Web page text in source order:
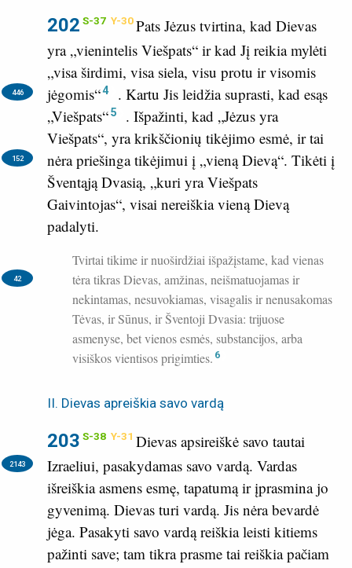
202 S-37 Y-30Pats Jėzus tvirtina, kad Dievas
yra „vienintelis Viešpats“ ir kad Jį reikia mylėti
„visa širdimi, visa siela, visu protu ir visomis
jėgomis“4 .
446
Kartu Jis leidžia suprasti, kad esąs
„Viešpats“5
. Išpažinti, kad „Jėzus yra
Viešpats“, yra krikščionių tikėjimo esmė, ir tai
nėra priešinga tikėjimui į „vieną Dievą“.
152
Tikėti į
Šventąją Dvasią, „kuri yra Viešpats
Gaivintojas“, visai nereiškia vieną Dievą
padalyti.
Tvirtai tikime ir nuoširdžiai išpažįstame, kad vienas
tėra tikras Dievas,
42
amžinas, neišmatuojamas ir
nekintamas, nesuvokiamas, visagalis ir nenusakomas
Tėvas, ir Sūnus, ir Šventoji Dvasia: trijuose
asmenyse, bet vienos esmės, substancijos, arba
visiškos vientisos prigimties. 6
II. Dievas apreiškia savo vardą
203 S-38 Y-31 Dievas apsireiškė savo tautai
Izraeliui, pasakydamas savo vardą.
2143
Vardas
išreiškia asmens esmę, tapatumą ir įprasmina jo
gyvenimą. Dievas turi vardą. Jis nėra bevardė
jėga. Pasakyti savo vardą reiškia leisti kitiems
pažinti save; tam tikra prasme tai reiškia pačiam